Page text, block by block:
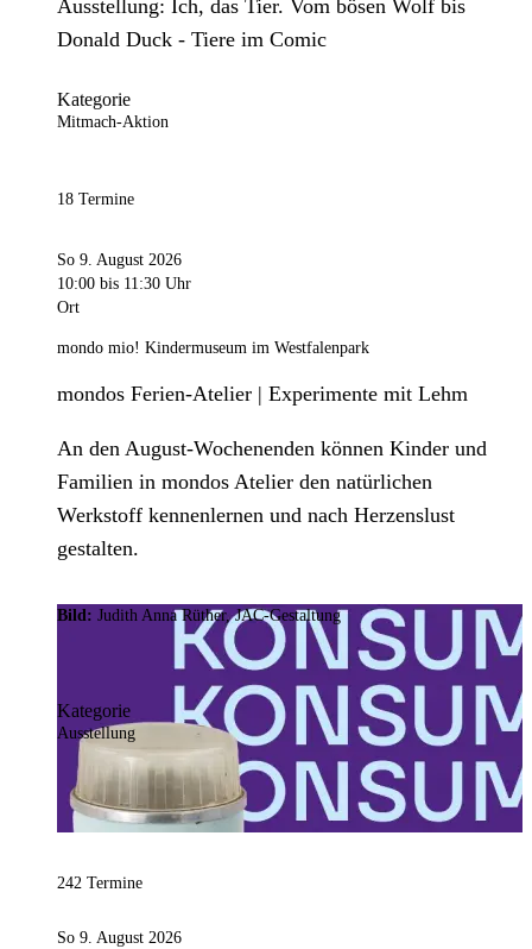
Ausstellung: Ich, das Tier. Vom bösen Wolf bis
Donald Duck - Tiere im Comic
Kategorie
Mitmach-Aktion
18 Termine
So 9. August 2026
10:00 bis 11:30 Uhr
Ort
mondo mio! Kindermuseum im Westfalenpark
mondos Ferien-Atelier | Experimente mit Lehm
An den August-Wochenenden können Kinder und
Familien in mondos Atelier den natürlichen
Werkstoff kennenlernen und nach Herzenslust
gestalten.
Bild: Judith Anna Rüther, JAC-Gestaltung
Kategorie
Ausstellung
242 Termine
So 9. August 2026